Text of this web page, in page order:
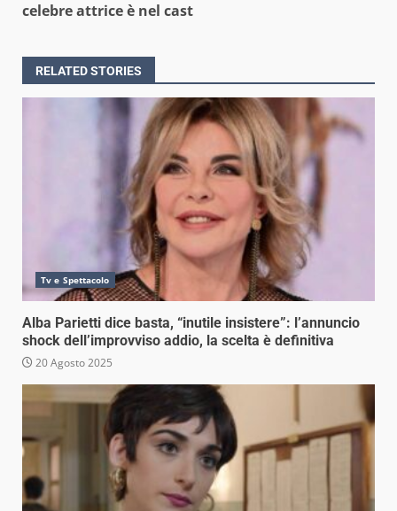
celebre attrice è nel cast
RELATED STORIES
Tv e Spettacolo
Alba Parietti dice basta, “inutile insistere”: l’annuncio
shock dell’improvviso addio, la scelta è definitiva
20 Agosto 2025